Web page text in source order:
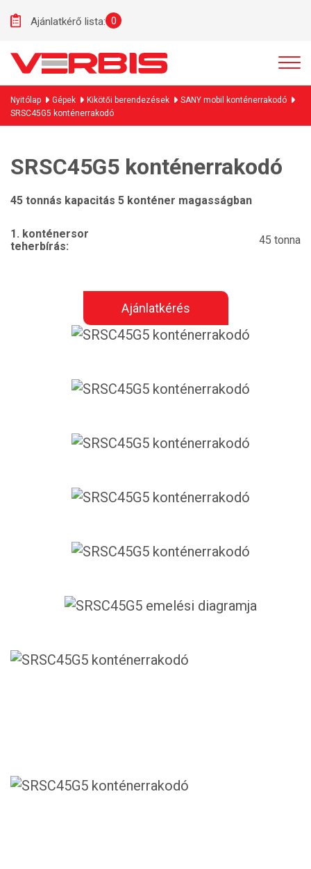
Ajánlatkérő lista: 0
Nyitólap Gépek Kikötői berendezések
SANY mobil konténerrakodó
SRSC45G5 konténerrakodó
SRSC45G5 konténerrakodó
45 tonnás kapacitás 5 konténer magasságban
1. konténersor
teherbírás:
45 tonna
Ajánlatkérés